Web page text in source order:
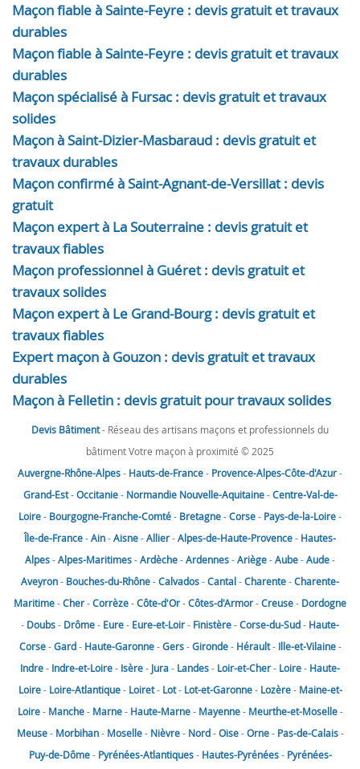
Maçon fiable à Sainte-Feyre : devis gratuit et travaux
durables
Maçon fiable à Sainte-Feyre : devis gratuit et travaux
durables
Maçon spécialisé à Fursac : devis gratuit et travaux
solides
Maçon à Saint-Dizier-Masbaraud : devis gratuit et
travaux durables
Maçon confirmé à Saint-Agnant-de-Versillat : devis
gratuit
Maçon expert à La Souterraine : devis gratuit et
travaux fiables
Maçon professionnel à Guéret : devis gratuit et
travaux solides
Maçon expert à Le Grand-Bourg : devis gratuit et
travaux fiables
Expert maçon à Gouzon : devis gratuit et travaux
durables
Maçon à Felletin : devis gratuit pour travaux solides
Devis Bâtiment- Réseau des artisans maçons et professionnels du
bâtiment Votre maçon à proximité © 2025
Auvergne-Rhône-Alpes- Hauts-de-France- Provence-Alpes-Côte-d'Azur-
Grand-Est-Occitanie- Normandie Nouvelle-Aquitaine-Centre-Val-de-
Loire- Bourgogne-Franche-Comté- Bretagne-Corse- Pays-de-la-Loire-
Île-de-France-Ain-Aisne-Allier-Alpes-de-Haute-Provence- Hautes-
Alpes-Alpes-Maritimes-Ardèche-Ardennes-Ariège-Aube-Aude-
Aveyron- Bouches-du-Rhône-Calvados-Cantal-Charente-Charente-
Maritime-Cher-Corrèze-Côte-d'Or-Côtes-d'Armor-Creuse- Dordogne
- Doubs- Drôme- Eure- Eure-et-Loir- Finistère-Corse-du-Sud- Haute-
Corse-Gard- Haute-Garonne-Gers-Gironde- Hérault- Ille-et-Vilaine-
Indre- Indre-et-Loire- Isère- Jura- Landes- Loir-et-Cher- Loire- Haute-
Loire- Loire-Atlantique- Loiret- Lot- Lot-et-Garonne- Lozère- Maine-et-
Loire- Manche- Marne- Haute-Marne- Mayenne- Meurthe-et-Moselle-
Meuse- Morbihan- Moselle- Nièvre- Nord-Oise-Orne- Pas-de-Calais-
Puy-de-Dôme- Pyrénées-Atlantiques- Hautes-Pyrénées- Pyrénées-